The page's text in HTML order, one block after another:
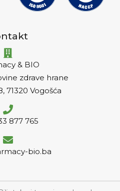
& BIO
zdrave hrane
71320 Vogošća
877 765
bio.ba